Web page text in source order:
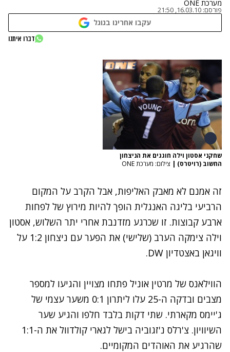
מערכת ONE
פורסם: 16.03.10, 21:50
עקבו אחרינו בגוגל
דברו איתנו
שחקני אסטון וילה חוגגים את הניצחון
החשוב (רויטרס) | צילום: מערכת ONE
זה אמנם לא מאבק האליפות, אבל הקרב על המקום
הרביעי בליגה האנגלית הופך להיות מירוץ של לפחות
ארבע קבוצות. זו שכרגע מזדנבת אחרי יתר השלוש, אסטון
וילה צימקה הערב (שלישי) את הפער עם ניצחון 1:2 על
וויגאן באצטדיון DW.
הווילאנס של מרטין אוניל פתחו מצויין והגיעו למספר
מצבים ובדקה ה-25 עלו ליתרון 0:1 משער עצמי של
ג'יימס מקארתי. שתי דקות בלבד חלפו והגיע שער
השיוויון. צ'רלס נ'זגוביה בישל לגארי קולדוול את ה-1:1
שהרגיע את האוהדים המקומיים.